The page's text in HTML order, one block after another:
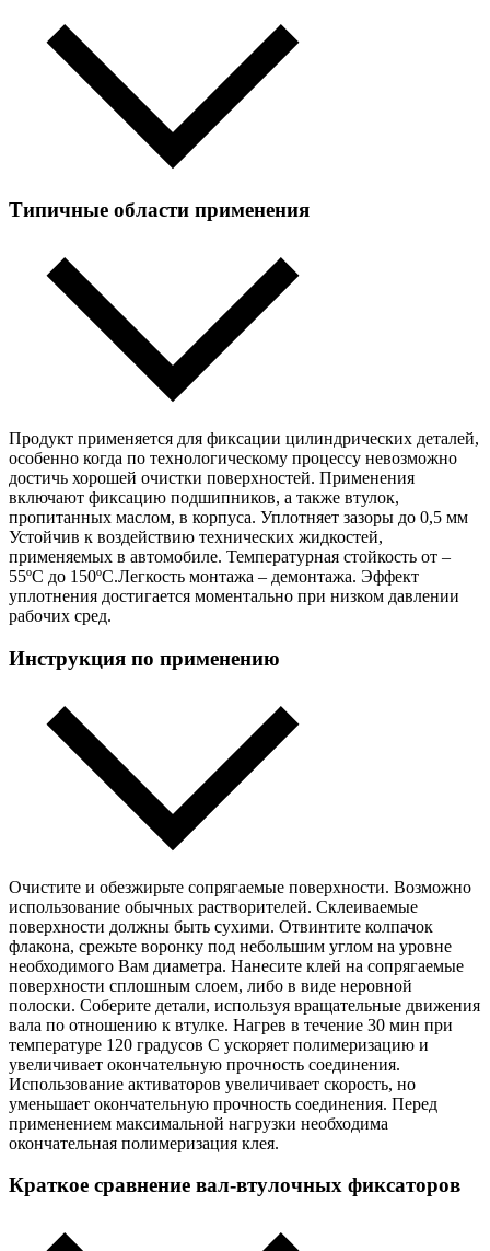
Типичные области применения
Продукт применяется для фиксации цилиндрических деталей,
особенно когда по технологическому процессу невозможно
достичь хорошей очистки поверхностей. Применения
включают фиксацию подшипников, а также втулок,
пропитанных маслом, в корпуса. Уплотняет зазоры до 0,5 мм
Устойчив к воздействию технических жидкостей,
применяемых в автомобиле. Температурная стойкость от –
55ºС до 150ºС.Легкость монтажа – демонтажа. Эффект
уплотнения достигается моментально при низком давлении
рабочих сред.
Инструкция по применению
Очистите и обезжирьте сопрягаемые поверхности. Возможно
использование обычных растворителей. Склеиваемые
поверхности должны быть сухими. Отвинтите колпачок
флакона, срежьте воронку под небольшим углом на уровне
необходимого Вам диаметра. Нанесите клей на сопрягаемые
поверхности сплошным слоем, либо в виде неровной
полоски. Соберите детали, используя вращательные движения
вала по отношению к втулке. Нагрев в течение 30 мин при
температуре 120 градусов С ускоряет полимеризацию и
увеличивает окончательную прочность соединения.
Использование активаторов увеличивает скорость, но
уменьшает окончательную прочность соединения. Перед
применением максимальной нагрузки необходима
окончательная полимеризация клея.
Краткое сравнение вал-втулочных фиксаторов